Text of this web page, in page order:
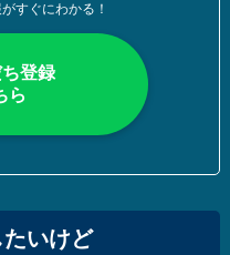
すぐにわかる！
登録
ら
いけど